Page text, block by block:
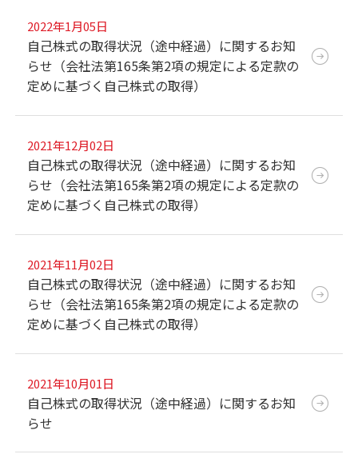
2022年1月05日
自己株式の取得状況（途中経過）に関するお知
らせ（会社法第165条第2項の規定による定款の
定めに基づく自己株式の取得）
2021年12月02日
自己株式の取得状況（途中経過）に関するお知
らせ（会社法第165条第2項の規定による定款の
定めに基づく自己株式の取得）
2021年11月02日
自己株式の取得状況（途中経過）に関するお知
らせ（会社法第165条第2項の規定による定款の
定めに基づく自己株式の取得）
2021年10月01日
自己株式の取得状況（途中経過）に関するお知
らせ